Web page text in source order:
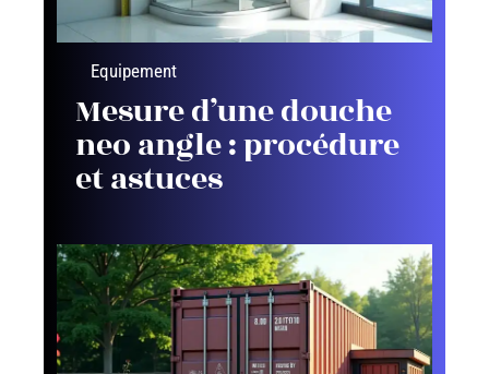
Equipement
Mesure d’une douche
neo angle : procédure
et astuces